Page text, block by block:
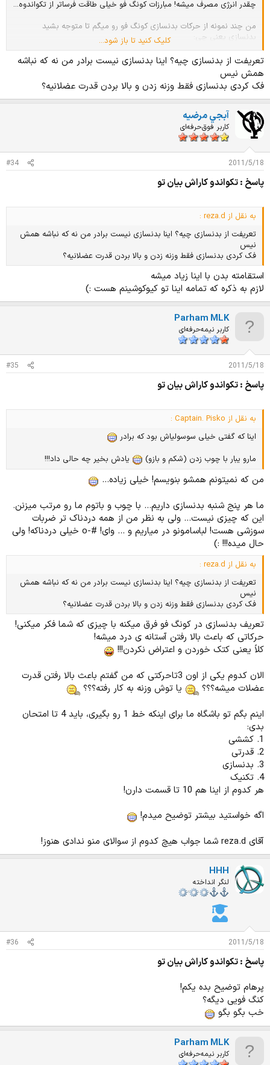
چقدر انرژی مصرف میشه! مبارزات کونگ فو خیلی طاقت فرساتر از تکواندوه...
من چند نمونه از حرکات بدنسازی کونگ فو رو میگم تا متوجه بشید
بدنسازی یعنی چی:
1. بدون کوچکترین حرکتی باید با ساعد روی زمین فرود بیای. یعنی مثل
مجسمه خودتو میندازی رو زمین(با ساعد)
)...
3. ساعد! دو نفر روبروی هم می ایستن و ساعد هاشونو میکوبن به هم.
.
.
.
هیچ کدوم از این کارها رو که گفتم، ما تو باشگاهمون انجام نمیدادیم... شاید
تو شهر شما انجام میدن که بحثش جداس!
کلیک کنید تا باز شود...
تعریفت از بدنسازی چیه؟ اینا بدنسازی نیست برادر من نه که نباشه
همش نیس
فک کردی بدنسازی فقط وزنه زدن و بالا بردن قدرت عضلانیه؟
آبجي مرضيه
کاربر فوق‌حرفه‌ای
2011/5/18
#34
پاسخ : تکواندو کاراش بیان تو
به نقل از reza.d :
تعریفت از بدنسازی چیه؟ اینا بدنسازی نیست برادر من نه که نباشه همش
نیس
فک کردی بدنسازی فقط وزنه زدن و بالا بردن قدرت عضلانیه؟
استقامته بدن با اينا زياد ميشه
لازم به ذكره كه تمامه اينا تو كيوكوشينم هست :)
Parham MLK
کاربر نیمه‌حرفه‌ای
2011/5/18
#35
پاسخ : تکواندو کاراش بیان تو
به نقل از Captain. Pisko :
اینا که گفتی خیلی سوسولیاش بود که برادر
مارو یبار با چوب زدن (شکم و بازو)
یادش بخیر چه حالی داد!!!
من که نمیتونم همشو بنویسم! خیلی زیاده...
ما هر پنج شنبه بدنسازی داریم... با چوب و باتوم ما رو مرتب میزنن.
این که چیزی نیست... ولی به نظر من از همه دردناک تر ضربات
سوزشی هست! لباسامونو در میاریم و ... وای! #-o خیلی دردناکه! ولی
حال میده!!! :)
به نقل از reza.d :
تعریفت از بدنسازی چیه؟ اینا بدنسازی نیست برادر من نه که نباشه همش
نیس
فک کردی بدنسازی فقط وزنه زدن و بالا بردن قدرت عضلانیه؟
تعریف بدنسازی در کونگ فو فرق میکنه با چیزی که شما فکر میکنی!
حرکاتی که باعث بالا رفتن آستانه ی درد میشه!
کلاً یعنی کتک خوردن و اعتراض نکردن!!!
الان کدوم یکی از اون 3تاحرکتی که من گفتم باعث بالا رفتن قدرت
عضلات میشه؟؟؟
یا توش وزنه به کار رفته؟؟؟
اینم بگم تو باشگاه ما برای اینکه خط 1 رو بگیری، باید 4 تا امتحان
بدی:
1. کششی
2. قدرتی
3. بدنسازی
4. تکنیک
هر کدوم از اینا هم 10 تا قسمت دارن!
اگه خواستید بیشتر توضیح میدم!
آقای reza.d شما جواب هیچ کدوم از سوالای منو ندادی هنوز!
HHH
لنگر انداخته
2011/5/18
#36
پاسخ : تکواندو کاراش بیان تو
پرهام توضیح بده یکم!
کنگ فویی دیگه؟
خب بگو بگو
Parham MLK
کاربر نیمه‌حرفه‌ای